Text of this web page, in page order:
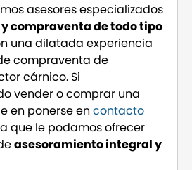
asesores especializados
compraventa de todo tipo
una dilatada experiencia
compraventa de
cárnico. Si
vender o comprar una
en ponerse encontacto
que le podamos ofrecer
asesoramiento integral y